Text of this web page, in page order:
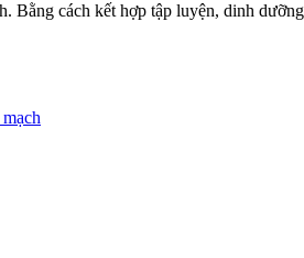
Bằng cách kết hợp tập luyện, dinh